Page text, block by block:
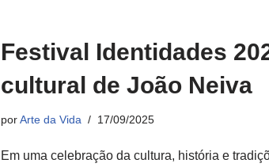
Festival Identidades
cultural de João Neiva
porArte da Vida 17/09/2025
Em uma celebração da cultura, história e